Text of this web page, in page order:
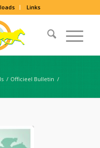
Links
/ Officieel Bulletin /